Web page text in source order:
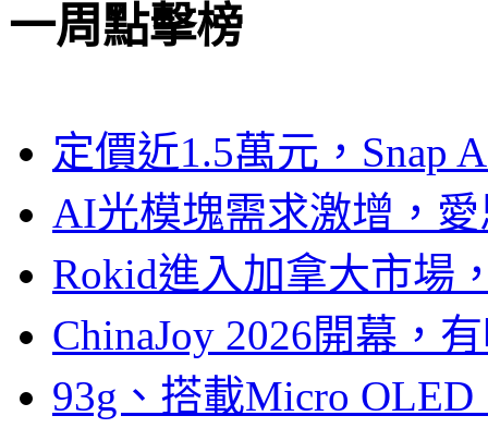
一周點擊榜
定價近1.5萬元，Snap
AI光模塊需求激增，
Rokid進入加拿大市場
ChinaJoy 2026開幕，
93g、搭載Micro